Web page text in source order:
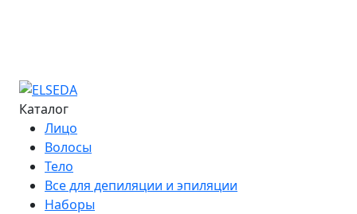
Каталог
Лицо
Волосы
Тело
Все для депиляции и эпиляции
Наборы